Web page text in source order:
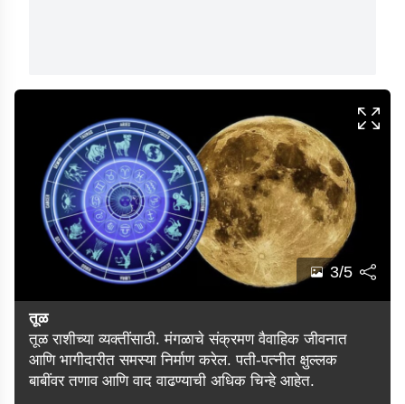
3/5
तूळ
तूळ राशीच्या व्यक्तींसाठी. मंगळाचे संक्रमण वैवाहिक जीवनात
आणि भागीदारीत समस्या निर्माण करेल. पती-पत्नीत क्षुल्लक
बाबींवर तणाव आणि वाद वाढण्याची अधिक चिन्हे आहेत.